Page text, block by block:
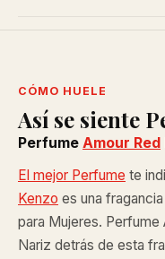
CÓMO HUELE
Así se siente
Perfume Amour Red
El mejor Perfume te
Kenzo es una
para Mujeres. Perfume
Nariz detrás de esta